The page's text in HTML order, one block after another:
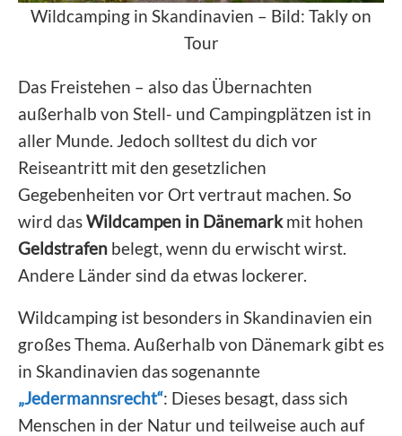
Wildcamping in Skandinavien – Bild: Takly on
Tour
Das Freistehen – also das Übernachten
außerhalb von Stell- und Campingplätzen ist in
aller Munde. Jedoch solltest du dich vor
Reiseantritt mit den gesetzlichen
Gegebenheiten vor Ort vertraut machen. So
wird dasWildcampen in Dänemarkmit hohen
Geldstrafen belegt, wenn du erwischt wirst.
Andere Länder sind da etwas lockerer.
Wildcamping ist besonders in Skandinavien ein
großes Thema. Außerhalb von Dänemark gibt es
in Skandinavien das sogenannte
„Jedermannsrecht“: Dieses besagt, dass sich
Menschen in der Natur und teilweise auch auf